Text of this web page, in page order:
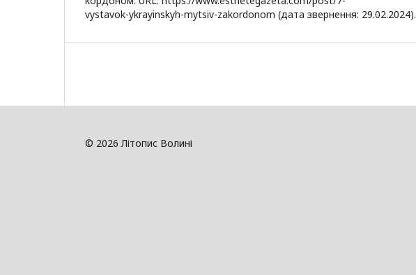
vystavok-ykrayinskyh-mytsiv-zakordonom (дата звернення: 29.02.2024).
© 2026 Літопис Волині